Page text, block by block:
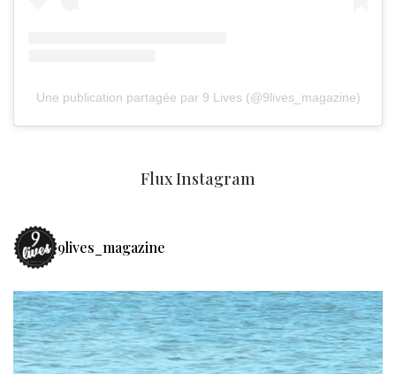
Une publication partagée par 9 Lives (@9lives_magazine)
Flux Instagram
9lives_magazine